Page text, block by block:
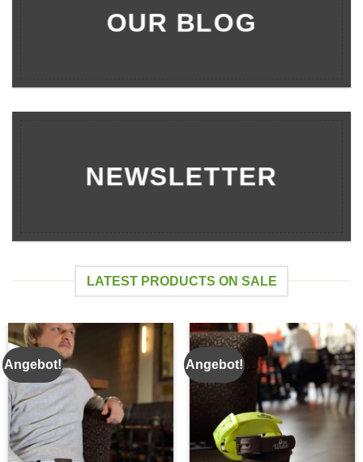
OUR BLOG
NEWSLETTER
LATEST PRODUCTS ON SALE
Angebot! Angebot!